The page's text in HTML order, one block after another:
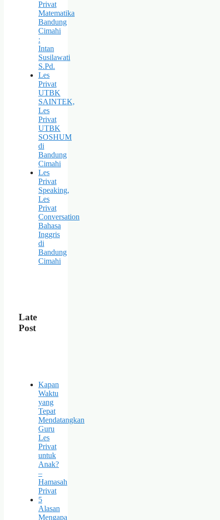
Privat
Matematika
Bandung
Cimahi
:
Intan
Susilawati
S.Pd.
Les
Privat
UTBK
SAINTEK,
Les
Privat
UTBK
SOSHUM
di
Bandung
Cimahi
Les
Privat
Speaking,
Les
Privat
Conversation
Bahasa
Inggris
di
Bandung
Cimahi
Late
Post
Kapan
Waktu
yang
Tepat
Mendatangkan
Guru
Les
Privat
untuk
Anak?
–
Hamasah
Privat
5
Alasan
Mengapa